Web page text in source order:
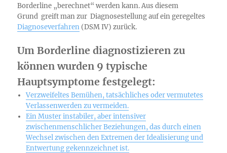
Borderline „berechnet“ werden kann. Aus diesem
Grund greift man zur Diagnosestellung auf ein geregeltes
Diagnoseverfahren (DSM IV) zurück.
Um Borderline diagnostizieren zu
können wurden 9 typische
Hauptsymptome festgelegt:
Verzweifeltes Bemühen, tatsächliches oder vermutetes
Verlassenwerden zu vermeiden.
Ein Muster instabiler, aber intensiver
zwischenmenschlicher Beziehungen, das durch einen
Wechsel zwischen den Extremen der Idealisierung und
Entwertung gekennzeichnet ist.